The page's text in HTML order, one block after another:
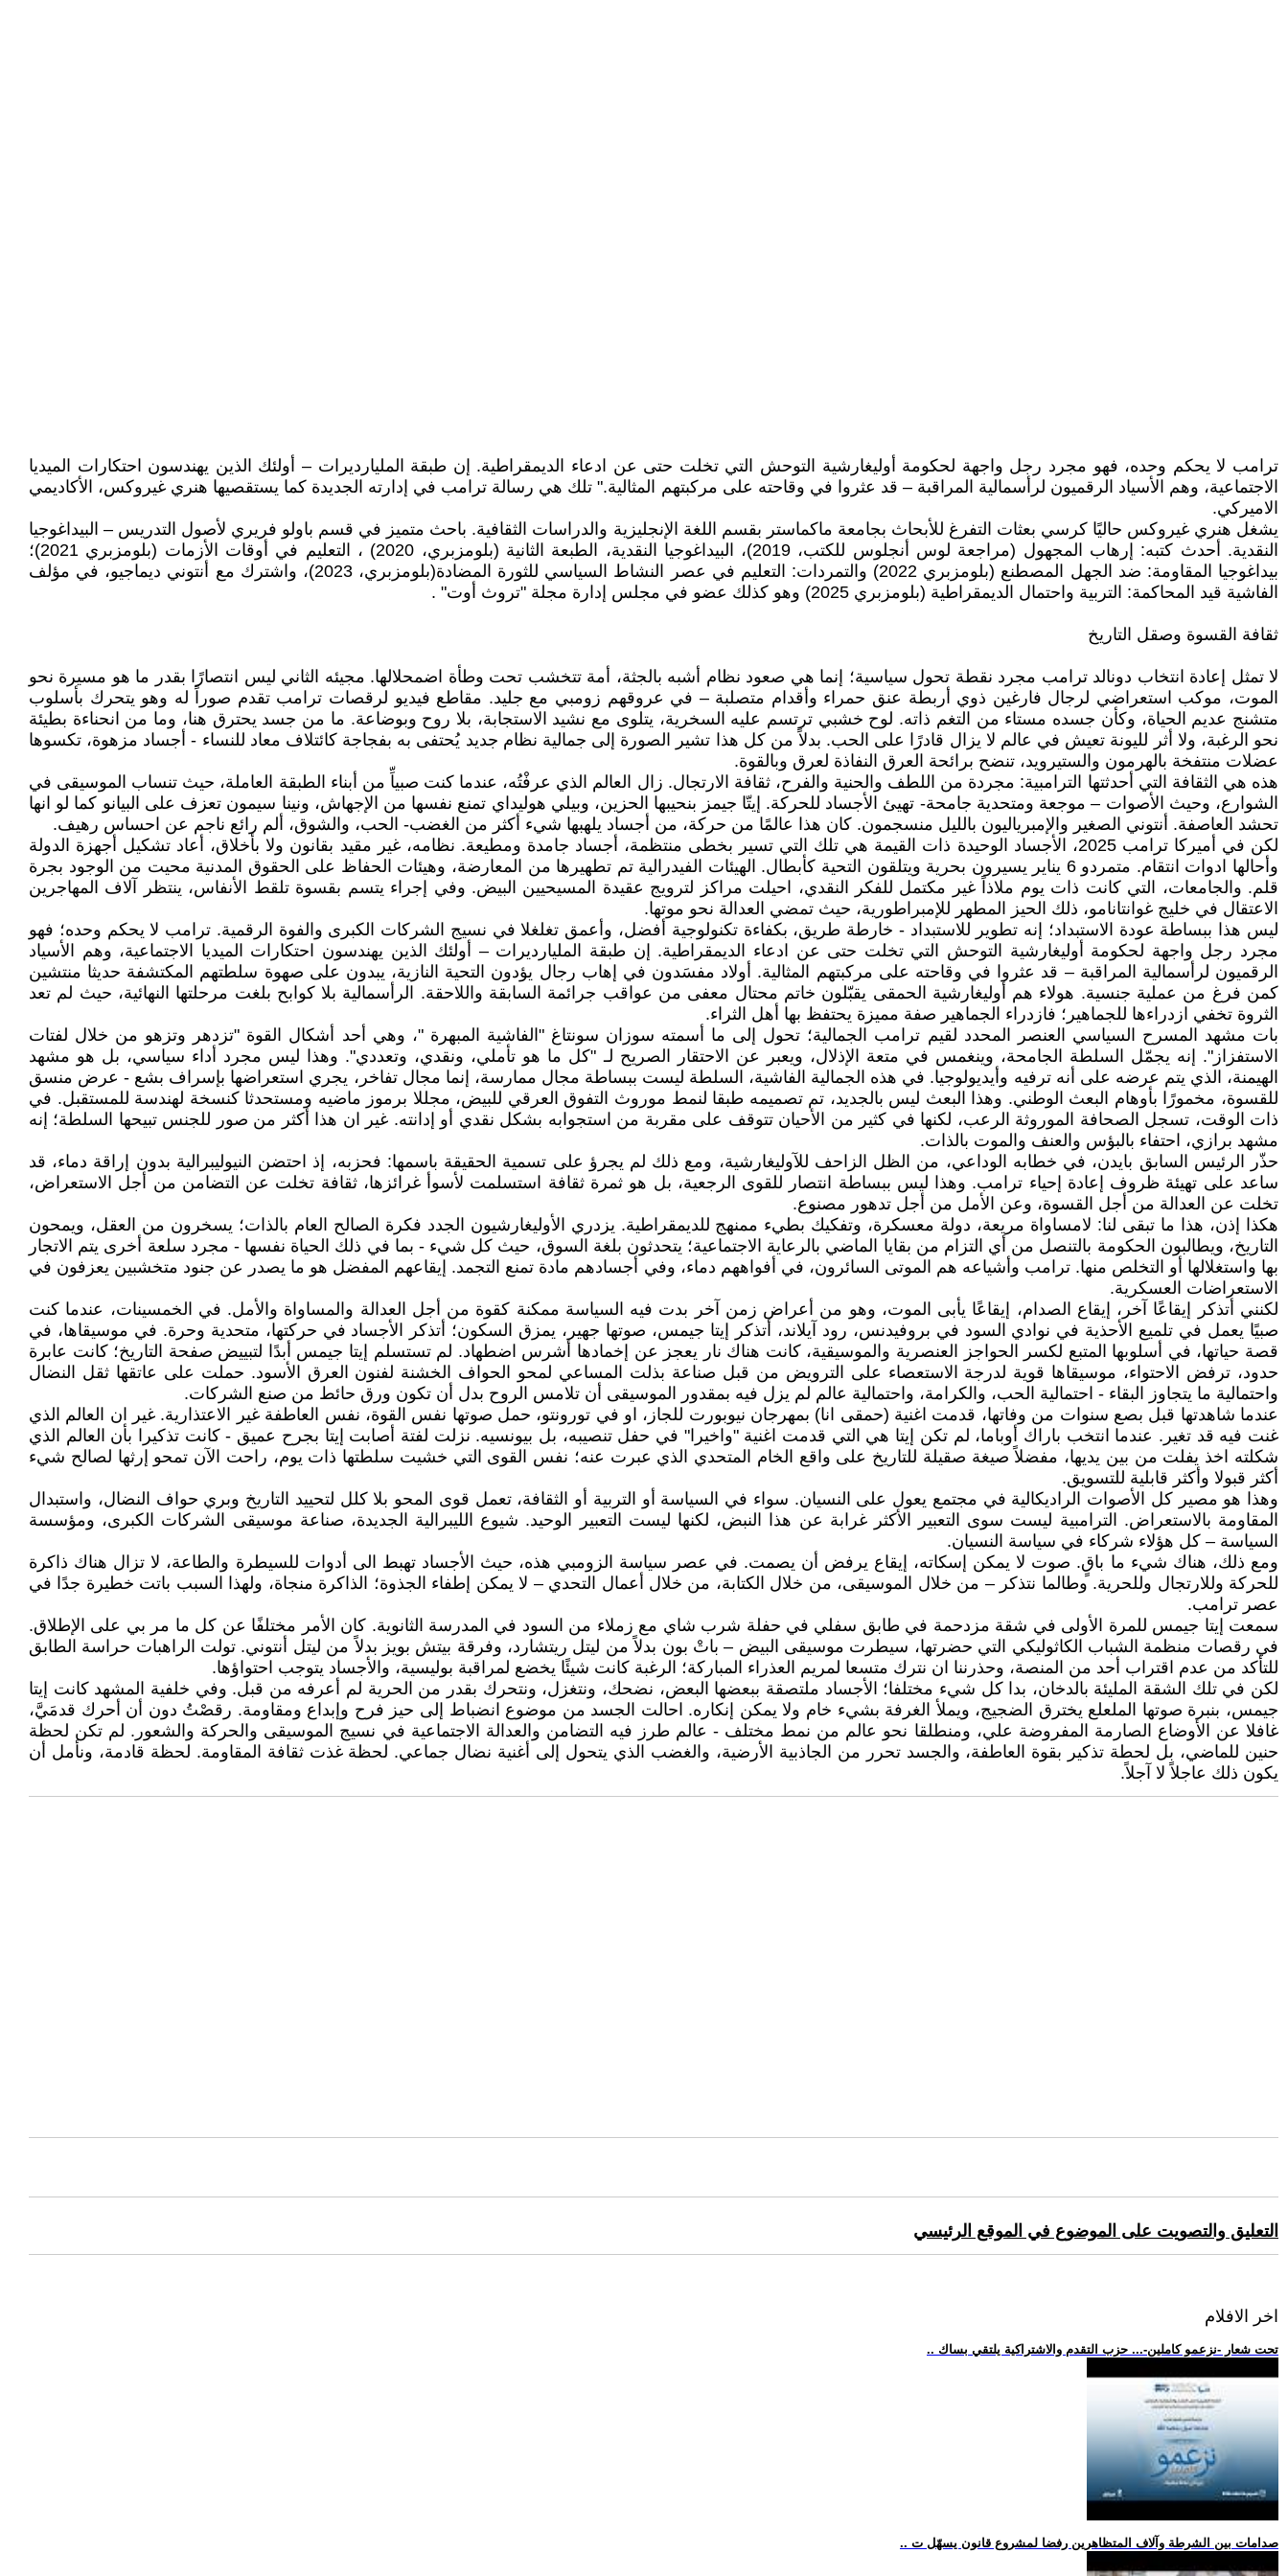
ترامب لا يحكم وحده، فهو مجرد رجل واجهة لحكومة أوليغارشية التوحش التي تخلت حتى عن ادعاء الديمقراطية. إن طبقة المليارديرات – أولئك الذين يهندسون احتكارات الميديا
الاجتماعية، وهم الأسياد الرقميون لرأسمالية المراقبة – قد عثروا في وقاحته على مركبتهم المثالية." تلك هي رسالة ترامب في إدارته الجديدة كما يستقصيها هنري غيروكس، الأكاديمي
الاميركي.
يشغل هنري غيروكس حاليًا كرسي بعثات التفرغ للأبحاث بجامعة ماكماستر بقسم اللغة الإنجليزية والدراسات الثقافية. باحث متميز في قسم باولو فريري لأصول التدريس – البيداغوجيا
النقدية. أحدث كتبه: إرهاب المجهول (مراجعة لوس أنجلوس للكتب، 2019)، البيداغوجيا النقدية، الطبعة الثانية (بلومزبري، 2020) ، التعليم في أوقات الأزمات (بلومزبري 2021)؛
بيداغوجيا المقاومة: ضد الجهل المصطنع (بلومزبري 2022) والتمردات: التعليم في عصر النشاط السياسي للثورة المضادة(بلومزبري، 2023)، واشترك مع أنتوني ديماجيو، في مؤلف
الفاشية قيد المحاكمة: التربية واحتمال الديمقراطية (بلومزبري 2025) وهو كذلك عضو في مجلس إدارة مجلة "تروث أوت" .
ثقافة القسوة وصقل التاريخ
لا تمثل إعادة انتخاب دونالد ترامب مجرد نقطة تحول سياسية؛ إنما هي صعود نظام أشبه بالجثة، أمة تتخشب تحت وطأة اضمحلالها. مجيئه الثاني ليس انتصارًا بقدر ما هو مسيرة نحو
الموت، موكب استعراضي لرجال فارغين ذوي أربطة عنق حمراء وأقدام متصلبة – في عروقهم زومبي مع جليد. مقاطع فيديو لرقصات ترامب تقدم صوراً له وهو يتحرك بأسلوب
متشنج عديم الحياة، وكأن جسده مستاء من التغم ذاته. لوح خشبي ترتسم عليه السخرية، يتلوى مع نشيد الاستجابة، بلا روح وبوضاعة. ما من جسد يحترق هنا، وما من انحناءة بطيئة
نحو الرغبة، ولا أثر لليونة تعيش في عالم لا يزال قادرًا على الحب. بدلاً من كل هذا تشير الصورة إلى جمالية نظام جديد يُحتفى به بفجاجة كائتلاف معاد للنساء - أجساد مزهوة، تكسوها
عضلات منتفخة بالهرمون والستيرويد، تنضح برائحة العرق النفاذة لعرق وبالقوة.
هذه هي الثقافة التي أحدثتها الترامبية: مجردة من اللطف والحنية والفرح، ثقافة الارتجال. زال العالم الذي عرفْتُه، عندما كنت صبياِّ من أبناء الطبقة العاملة، حيث تنساب الموسيقى في
الشوارع، وحيث الأصوات – موجعة ومتحدية جامحة- تهيئ الأجساد للحركة. إيتّا جيمز بنحيبها الحزين، وبيلي هوليداي تمنع نفسها من الإجهاش، ونينا سيمون تعزف على البيانو كما لو انها
تحشد العاصفة. أنتوني الصغير والإمبرياليون بالليل منسجمون. كان هذا عالمًا من حركة، من أجساد يلهبها شيء أكثر من الغضب- الحب، والشوق، ألم رائع ناجم عن احساس رهيف.
لكن في أميركا ترامب 2025، الأجساد الوحيدة ذات القيمة هي تلك التي تسير بخطى منتظمة، أجساد جامدة ومطيعة. نظامه، غير مقيد بقانون ولا بأخلاق، أعاد تشكيل أجهزة الدولة
وأحالها ادوات انتقام. متمردو 6 يناير يسيرون بحرية ويتلقون التحية كأبطال. الهيئات الفيدرالية تم تطهيرها من المعارضة، وهيئات الحفاظ على الحقوق المدنية محيت من الوجود بجرة
قلم. والجامعات، التي كانت ذات يوم ملاذاً غير مكتمل للفكر النقدي، احيلت مراكز لترويج عقيدة المسيحيين البيض. وفي إجراء يتسم بقسوة تلقط الأنفاس، ينتظر آلاف المهاجرين
الاعتقال في خليج غوانتانامو، ذلك الحيز المطهر للإمبراطورية، حيث تمضي العدالة نحو موتها.
ليس هذا ببساطة عودة الاستبداد؛ إنه تطوير للاستبداد - خارطة طريق، بكفاءة تكنولوجية أفضل، وأعمق تغلغلا في نسيج الشركات الكبرى والفوة الرقمية. ترامب لا يحكم وحده؛ فهو
مجرد رجل واجهة لحكومة أوليغارشية التوحش التي تخلت حتى عن ادعاء الديمقراطية. إن طبقة المليارديرات – أولئك الذين يهندسون احتكارات الميديا الاجتماعية، وهم الأسياد
الرقميون لرأسمالية المراقبة – قد عثروا في وقاحته على مركبتهم المثالية. أولاد مفسَدون في إهاب رجال يؤدون التحية النازية، يبدون على صهوة سلطتهم المكتشفة حديثا منتشين
كمن فرغ من عملية جنسية. هولاء هم أوليغارشية الحمقى يقبّلون خاتم محتال معفى من عواقب جرائمة السابقة واللاحقة. الرأسمالية بلا كوابح بلغت مرحلتها النهائية، حيث لم تعد
الثروة تخفي ازدراءها للجماهير؛ فازدراء الجماهير صفة مميزة يحتفظ بها أهل الثراء.
بات مشهد المسرح السياسي العنصر المحدد لقيم ترامب الجمالية؛ تحول إلى ما أسمته سوزان سونتاغ "الفاشية المبهرة "، وهي أحد أشكال القوة "تزدهر وتزهو من خلال لفتات
الاستفزاز". إنه يجمّل السلطة الجامحة، وينغمس في متعة الإذلال، ويعبر عن الاحتقار الصريح لـ "كل ما هو تأملي، ونقدي، وتعددي". وهذا ليس مجرد أداء سياسي، بل هو مشهد
الهيمنة، الذي يتم عرضه على أنه ترفيه وأيديولوجيا. في هذه الجمالية الفاشية، السلطة ليست ببساطة مجال ممارسة، إنما مجال تفاخر، يجري استعراضها بإسراف بشع - عرض منسق
للقسوة، مخمورًا بأوهام البعث الوطني. وهذا البعث ليس بالجديد، تم تصميمه طبقا لنمط موروث التفوق العرقي للبيض، مجللا برموز ماضيه ومستحدثا كنسخة لهندسة للمستقبل. في
ذات الوقت، تسجل الصحافة الموروثة الرعب، لكنها في كثير من الأحيان تتوقف على مقربة من استجوابه بشكل نقدي أو إدانته. غير ان هذا أكثر من صور للجنس تبيحها السلطة؛ إنه
مشهد برازي، احتفاء بالبؤس والعنف والموت بالذات.
حذّر الرئيس السابق بايدن، في خطابه الوداعي، من الظل الزاحف للآوليغارشية، ومع ذلك لم يجرؤ على تسمية الحقيقة باسمها: فحزبه، إذ احتضن النيوليبرالية بدون إراقة دماء، قد
ساعد على تهيئة ظروف إعادة إحياء ترامب. وهذا ليس ببساطة انتصار للقوى الرجعية، بل هو ثمرة ثقافة استسلمت لأسوأ غرائزها، ثقافة تخلت عن التضامن من أجل الاستعراض،
تخلت عن العدالة من أجل القسوة، وعن الأمل من أجل تدهور مصنوع.
هكذا إذن، هذا ما تبقى لنا: لامساواة مريعة، دولة معسكرة، وتفكيك بطيء ممنهج للديمقراطية. يزدري الأوليغارشيون الجدد فكرة الصالح العام بالذات؛ يسخرون من العقل، ويمحون
التاريخ، ويطالبون الحكومة بالتنصل من أي التزام من بقايا الماضي بالرعاية الاجتماعية؛ يتحدثون بلغة السوق، حيث كل شيء - بما في ذلك الحياة نفسها - مجرد سلعة أخرى يتم الاتجار
بها واستغلالها أو التخلص منها. ترامب وأشياعه هم الموتى السائرون، في أفواههم دماء، وفي أجسادهم مادة تمنع التجمد. إيقاعهم المفضل هو ما يصدر عن جنود متخشبين يعزفون في
الاستعراضات العسكرية.
لكنني أتذكر إيقاعًا آخر، إيقاع الصدام، إيقاعًا يأبى الموت، وهو من أعراض زمن آخر بدت فيه السياسة ممكنة كقوة من أجل العدالة والمساواة والأمل. في الخمسينات، عندما كنت
صبيًا يعمل في تلميع الأحذية في نوادي السود في بروفيدنس، رود آيلاند، أتذكر إيتا جيمس، صوتها جهير، يمزق السكون؛ أتذكر الأجساد في حركتها، متحدية وحرة. في موسيقاها، في
قصة حياتها، في أسلوبها المتبع لكسر الحواجز العنصرية والموسيقية، كانت هناك نار يعجز عن إخمادها أشرس اضطهاد. لم تستسلم إيتا جيمس أبدًا لتبييض صفحة التاريخ؛ كانت عابرة
حدود، ترفض الاحتواء، موسيقاها قوية لدرجة الاستعصاء على الترويض من قبل صناعة بذلت المساعي لمحو الحواف الخشنة لفنون العرق الأسود. حملت على عاتقها ثقل النضال
واحتمالية ما يتجاوز البقاء - احتمالية الحب، والكرامة، واحتمالية عالم لم يزل فيه بمقدور الموسيقى أن تلامس الروح بدل أن تكون ورق حائط من صنع الشركات.
عندما شاهدتها قبل بصع سنوات من وفاتها، قدمت اغنية (حمقى انا) بمهرجان نيوبورت للجاز، او في تورونتو، حمل صوتها نفس القوة، نفس العاطفة غير الاعتذارية. غير ان العالم الذي
غنت فيه قد تغير. عندما انتخب باراك أوباما، لم تكن إيتا هي التي قدمت اغنية "واخيرا" في حفل تنصيبه، بل بيونسيه. نزلت لفتة أصابت إيتا بجرح عميق - كانت تذكيرا بأن العالم الذي
شكلته اخذ يفلت من بين يديها، مفضلاً صيغة صقيلة للتاريخ على واقع الخام المتحدي الذي عبرت عنه؛ نفس القوى التي خشيت سلطتها ذات يوم، راحت الآن تمحو إرثها لصالح شيء
أكثر قبولا وأكثر قابلية للتسويق.
وهذا هو مصير كل الأصوات الراديكالية في مجتمع يعول على النسيان. سواء في السياسة أو التربية أو الثقافة، تعمل قوى المحو بلا كلل لتحييد التاريخ وبري حواف النضال، واستبدال
المقاومة بالاستعراض. الترامبية ليست سوى التعبير الأكثر غرابة عن هذا النبض، لكنها ليست التعبير الوحيد. شيوع الليبرالية الجديدة، صناعة موسيقى الشركات الكبرى، ومؤسسة
السياسة – كل هؤلاء شركاء في سياسة النسيان.
ومع ذلك، هناك شيء ما باقٍ. صوت لا يمكن إسكاته، إيقاع يرفض أن يصمت. في عصر سياسة الزومبي هذه، حيث الأجساد تهبط الى أدوات للسيطرة والطاعة، لا تزال هناك ذاكرة
للحركة وللارتجال وللحرية. وطالما نتذكر – من خلال الموسيقى، من خلال الكتابة، من خلال أعمال التحدي – لا يمكن إطفاء الجذوة؛ الذاكرة منجاة، ولهذا السبب باتت خطيرة جدًا في
عصر ترامب.
سمعت إيتا جيمس للمرة الأولى في شقة مزدحمة في طابق سفلي في حفلة شرب شاي مع زملاء من السود في المدرسة الثانوية. كان الأمر مختلفًا عن كل ما مر بي على الإطلاق.
في رقصات منظمة الشباب الكاثوليكي التي حضرتها، سيطرت موسيقى البيض – باتْ بون بدلاً من ليتل ريتشارد، وفرقة بيتش بويز بدلاً من ليتل أنتوني. تولت الراهبات حراسة الطابق
للتأكد من عدم اقتراب أحد من المنصة، وحذرننا ان نترك متسعا لمريم العذراء المباركة؛ الرغبة كانت شيئًا يخضع لمراقبة بوليسية، والأجساد يتوجب احتواؤها.
لكن في تلك الشقة المليئة بالدخان، بدا كل شيء مختلفا؛ الأجساد ملتصقة ببعضها البعض، نضحك، ونتغزل، ونتحرك بقدر من الحرية لم أعرفه من قبل. وفي خلفية المشهد كانت إيتا
جيمس، بنبرة صوتها الملعلع يخترق الضجيج، ويملأ الغرفة بشيء خام ولا يمكن إنكاره. احالت الجسد من موضوع انضباط إلى حيز فرح وإبداع ومقاومة. رقصْتُ دون أن أحرك قدمَيَّ،
غافلا عن الأوضاع الصارمة المفروضة علي، ومنطلقا نحو عالم من نمط مختلف - عالم طرز فيه التضامن والعدالة الاجتماعية في نسيج الموسيقى والحركة والشعور. لم تكن لحظة
حنين للماضي، بل لحطة تذكير بقوة العاطفة، والجسد تحرر من الجاذبية الأرضية، والغضب الذي يتحول إلى أغنية نضال جماعي. لحظة غذت ثقافة المقاومة. لحظة قادمة، ونأمل أن
يكون ذلك عاجلاً لا آجلاً.
التعليق والتصويت على الموضوع في الموقع الرئيسي
اخر الافلام
.. تحت شعار -نزعمو كاملين-... حزب التقدم والاشتراكية يلتقي بساك
.. صدامات بين الشرطة وآلاف المتظاهرين رفضا لمشروع قانون يسهّل ت